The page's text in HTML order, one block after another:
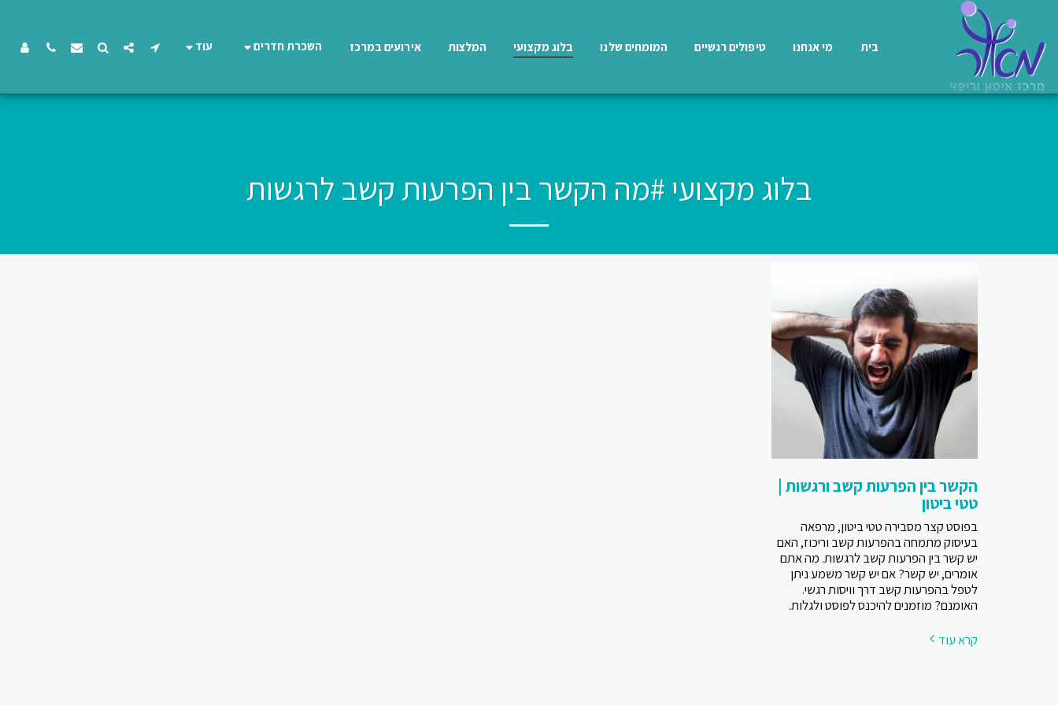
בית מי אנחנו טיפולים רגשיים המומחים שלנו בלוג מקצועי המלצות אירועים במרכז השכרת חדרים עוד
בלוג מקצועי #מה הקשר בין הפרעות קשב לרגשות
הקשר בין הפרעות קשב ורגשות |
טטי ביטון
בפוסט קצר מסבירה טטי ביטון, מרפאה
בעיסוק מתמחה בהפרעות קשב וריכוז, האם
יש קשר בין הפרעות קשב לרגשות. מה אתם
אומרים, יש קשר? אם יש קשר משמע ניתן
לטפל בהפרעות קשב דרך וויסות רגשי.
האומנם? מוזמנים להיכנס לפוסט ולגלות.
קרא עוד